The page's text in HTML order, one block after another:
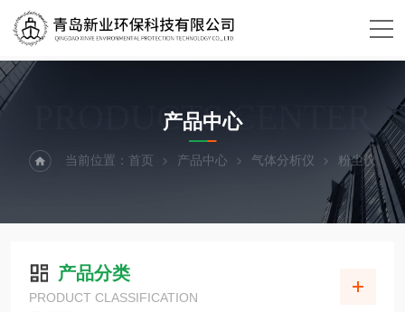
PRODUCTS CENTER
产品中心
当前位置： 首页 产品中心 气体分析仪 粉尘仪
产品分类
PRODUCT CLASSIFICATION